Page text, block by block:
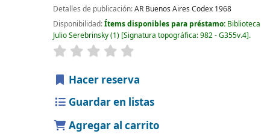
Detalles de publicación:AR Buenos Aires Codex 1968
Disponibilidad:Ítems disponibles para préstamo: Biblioteca
Julio Serebrinsky(1) Signatura topográfica:982 - G355v.4 .
Hacer reserva
Guardar en listas
Agregar al carrito